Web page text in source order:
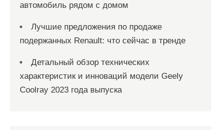
автомобиль рядом с домом
Лучшие предложения по продаже
подержанных Renault: что сейчас в тренде
Детальный обзор технических
характеристик и инноваций модели Geely
Coolray 2023 года выпуска